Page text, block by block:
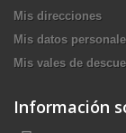
Mis direcciones
Mis datos
Mis vales de
Información